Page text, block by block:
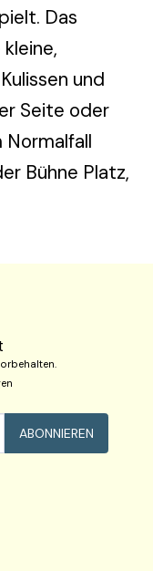
Das
und
Seite oder
Bühne Platz,
ABONNIEREN